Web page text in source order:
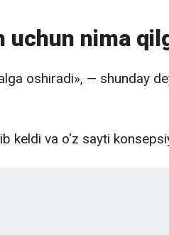
nima
oshiradi», — shunday
keldi va o‘z sayti